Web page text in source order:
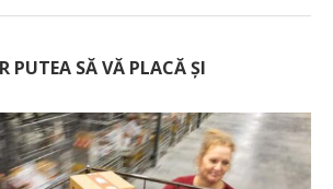
PUTEA SĂ VĂ PLACĂ ȘI